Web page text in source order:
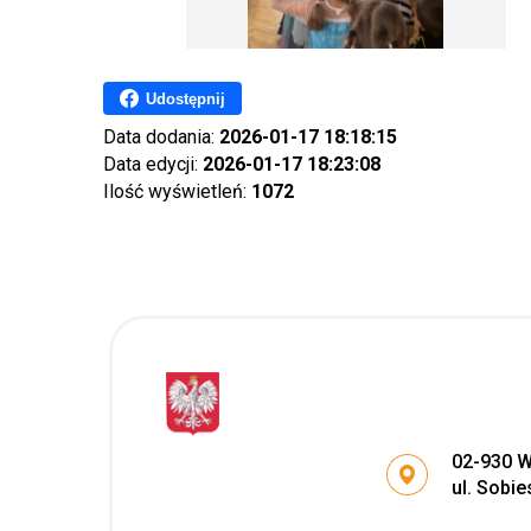
Udostępnij
Data dodania: 2026-01-17 18:18:15
Data edycji: 2026-01-17 18:23:08
Ilość wyświetleń: 1072
Adres
02-930
ul.